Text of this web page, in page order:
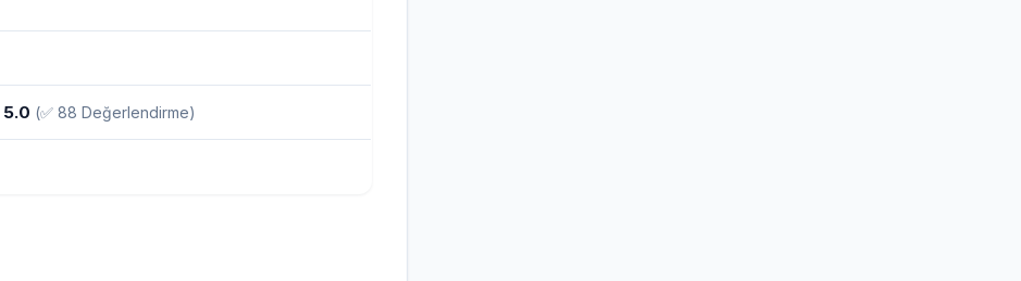
5.0 (✅ 88 Değerlendirme)